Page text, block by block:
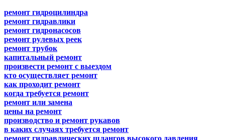
ремонт гидроцилиндра
ремонт гидравлики
ремонт гидронасосов
ремонт рулевых реек
ремонт трубок
капитальный ремонт
произвести ремонт с выездом
кто осуществляет ремонт
как проходит ремонт
когда требуется ремонт
ремонт или замена
цены на ремонт
производство и ремонт рукавов
в каких случаях требуется ремонт
ремонт гидравлических шлангов высокого давления